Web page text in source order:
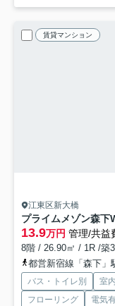
賃貸マンション
江東区新大橋
プライムメゾン森下
13.9万円 管理/共益
8階 / 26.90㎡ / 1R /築
都営新宿線「森下」
バス・トイレ別 室
フローリング
電気